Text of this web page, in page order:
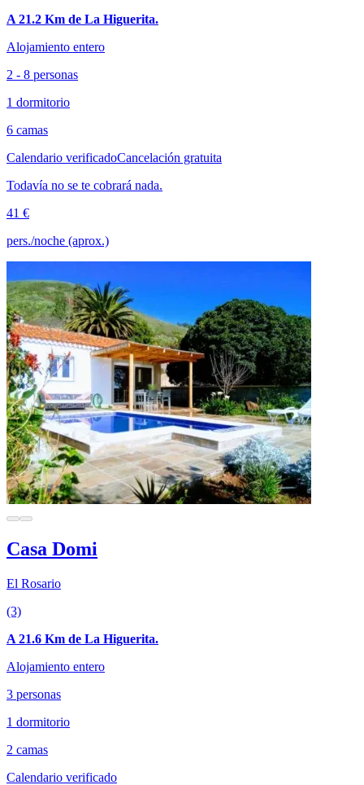
A 21.2 Km de La Higuerita.
Alojamiento entero
2 - 8 personas
1 dormitorio
6 camas
Calendario verificadoCancelación gratuita
Todavía no se te cobrará nada.
41 €
pers./noche (aprox.)
Casa Domi
El Rosario
(3)
A 21.6 Km de La Higuerita.
Alojamiento entero
3 personas
1 dormitorio
2 camas
Calendario verificado